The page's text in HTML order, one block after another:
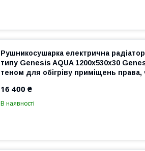
Рушникосушарка електрична
типу Genesis AQUA 1200х530х30
теном для обігріву приміщень права,
16 400 ₴
В наявності